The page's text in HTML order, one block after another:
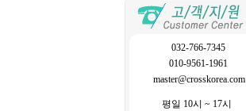
032-766-7345
010-9561-1961
master@crosskorea.com
평일 10시 ~ 17시